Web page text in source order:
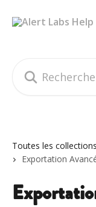
Toutes les collections
Exportation